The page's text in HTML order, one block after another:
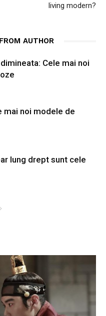
living modern?
AUTHOR
Cele mai noi
mai noi modele de
lung drept sunt cele